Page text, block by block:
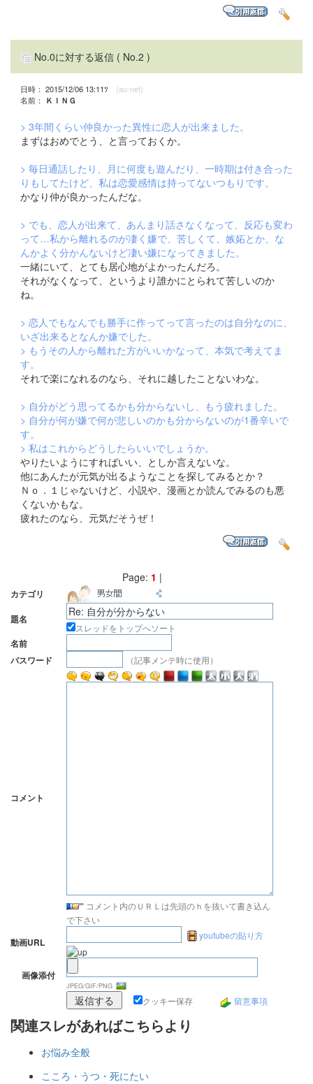
No.0に対する返信 ( No.2 )
日時： 2015/12/06 13:11ﾂ (au-net)
名前：
ＫＩＮＧ
> 3年間くらい仲良かった異性に恋人が出来ました。
まずはおめでとう、と言っておくか。
> 毎日通話したり、月に何度も遊んだり、一時期は付き合った
りもしてたけど、私は恋愛感情は持ってないつもりです。
かなり仲が良かったんだな。
> でも、恋人が出来て、あんまり話さなくなって、反応も変わ
って…私から離れるのが凄く嫌で、苦しくて、嫉妬とか、な
んかよく分かんないけど凄い嫌になってきました。
一緒にいて、とても居心地がよかったんだろ。
それがなくなって、というより誰かにとられて苦しいのか
ね。
> 恋人でもなんでも勝手に作ってって言ったのは自分なのに、
いざ出来るとなんか嫌でした。
> もうその人から離れた方がいいかなって、本気で考えてま
す。
それで楽になれるのなら、それに越したことないわな。
> 自分がどう思ってるかも分からないし、もう疲れました。
> 自分が何が嫌で何が悲しいのかも分からないのが1番辛いで
す。
> 私はこれからどうしたらいいでしょうか。
やりたいようにすればいい、としか言えないな。
他にあんたが元気が出るようなことを探してみるとか？
Ｎｏ．１じゃないけど、小説や、漫画とか読んでみるのも悪
くないかもな。
疲れたのなら、元気だそうぜ！
Page: 1 |
カテゴリ
題名
スレッドをトップへソート
名前
パスワード
（記事メンテ時に使用）
コメント
コメント内のＵＲＬは先頭のｈを抜いて書き込ん
で下さい
動画URL
youtubeの貼り方
画像添付
JPEG/GIF/PNG
クッキー保存 留意事項
関連スレがあればこちらより
お悩み全般
こころ・うつ・死にたい